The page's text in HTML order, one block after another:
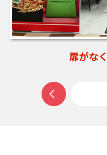
お買い物ついでに、ご